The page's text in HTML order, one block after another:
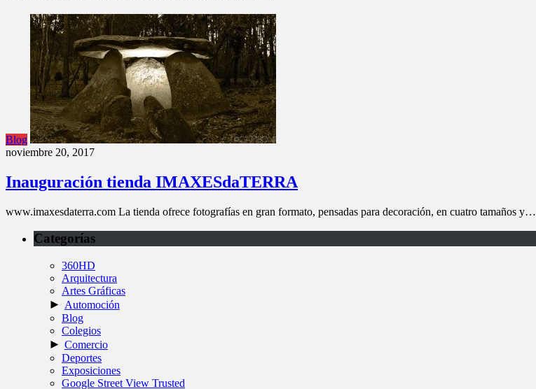
Blog
noviembre 20, 2017
Inauguración tienda IMAXESdaTERRA
www.imaxesdaterra.com La tienda ofrece fotografías en gran formato, pensadas para decoración, en cuatro tamaños y…
Categorías
360HD
Arquitectura
Artes Gráficas
► Automoción
Blog
Colegios
► Comercio
Deportes
Exposiciones
Google Street View Trusted